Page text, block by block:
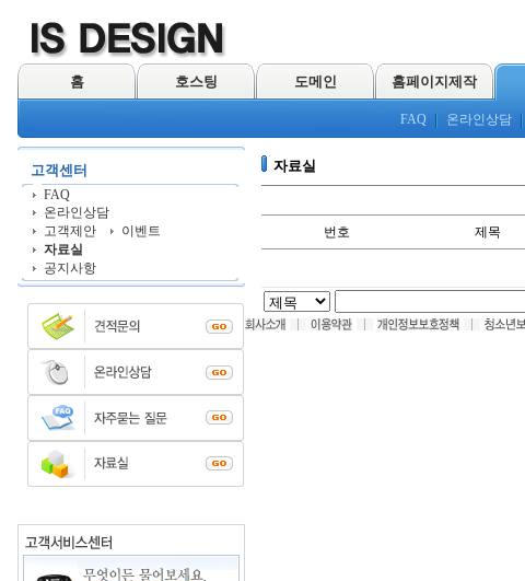
홈 호스팅 도메인 홈페이지제작
FAQ 온라인상담
고객센터
FAQ
온라인상담
고객제안
이벤트
자료실
공지사항
자료실
번호 제목